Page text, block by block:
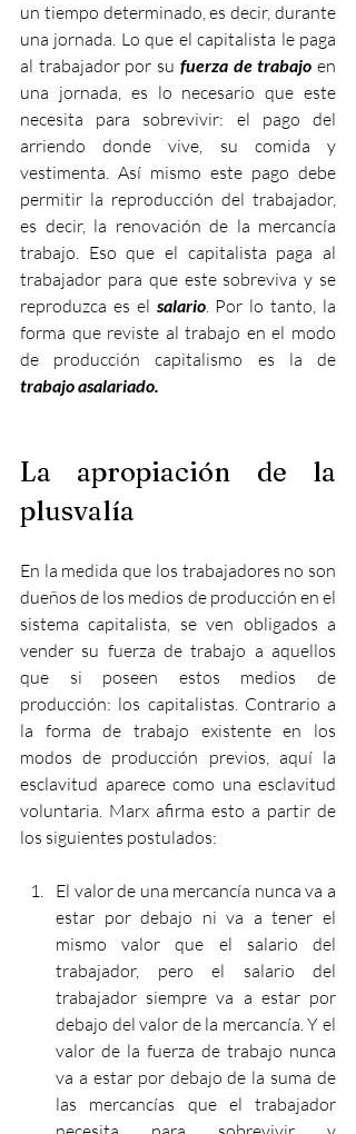
un tiempo determinado, es decir, durante
una jornada. Lo que el capitalista le paga
al trabajador por su fuerza de trabajo en
una jornada, es lo necesario que este
necesita para sobrevivir: el pago del
arriendo donde vive, su comida y
vestimenta. Así mismo este pago debe
permitir la reproducción del trabajador,
es decir, la renovación de la mercancía
trabajo. Eso que el capitalista paga al
trabajador para que este sobreviva y se
reproduzca es el salario. Por lo tanto, la
forma que reviste al trabajo en el modo
de producción capitalismo es la de
trabajo asalariado.
La apropiación de la
plusvalía
En la medida que los trabajadores no son
dueños de los medios de producción en el
sistema capitalista, se ven obligados a
vender su fuerza de trabajo a aquellos
que si poseen estos medios de
producción: los capitalistas. Contrario a
la forma de trabajo existente en los
modos de producción previos, aquí la
esclavitud aparece como una esclavitud
voluntaria. Marx afirma esto a partir de
los siguientes postulados:
El valor de una mercancía nunca va a
estar por debajo ni va a tener el
mismo valor que el salario del
trabajador, pero el salario del
trabajador siempre va a estar por
debajo del valor de la mercancía. Y el
valor de la fuerza de trabajo nunca
va a estar por debajo de la suma de
las mercancías que el trabajador